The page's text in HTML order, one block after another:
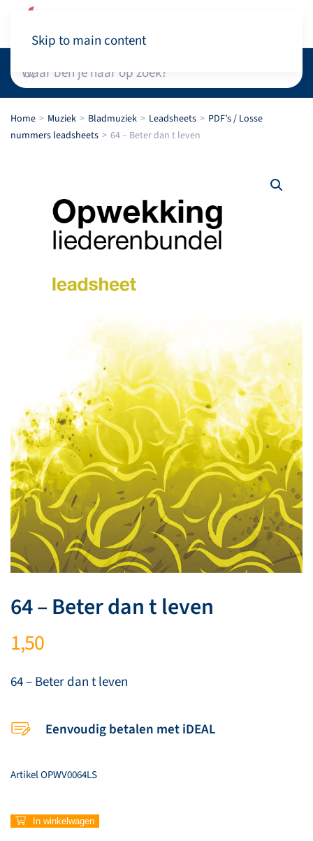
Skip to main content
Home Muziek Bladmuziek Leadsheets
PDF’s / Losse
nummers leadsheets
64 – Beter dan t leven
64 – Beter dan t leven
1,50
64 – Beter dan t leven
Eenvoudig betalen met iDEAL
ArtikelOPWV0064LS
64
–
In winkelwagen